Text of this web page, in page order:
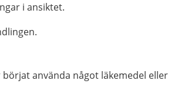
i ansiktet.
använda något läkemedel eller